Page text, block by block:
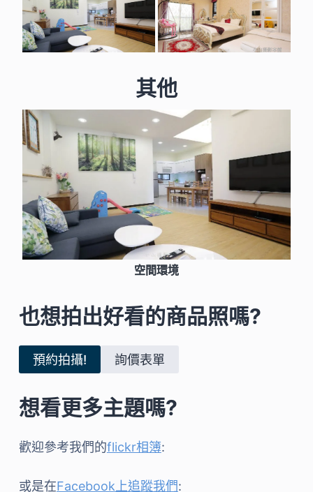
其他
空間環境
也想拍出好看的商品照嗎?
預約拍攝! 詢價表單
想看更多主題嗎?
歡迎參考我們的flickr相簿:
或是在Facebook上追蹤我們: